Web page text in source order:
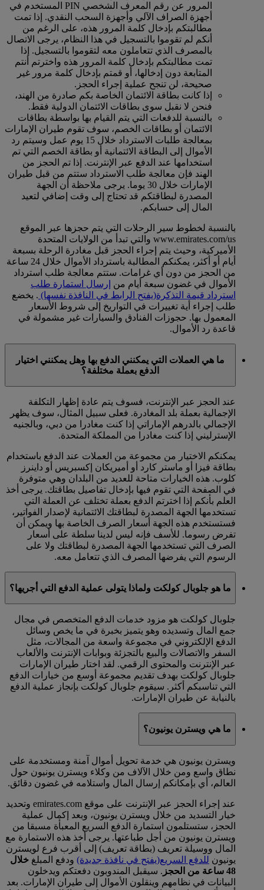
المرور عن رقم المعرف الشخصي PIN المستخدم في
أجهزة الصراف الآلي وأجهزة السحب النقدي. إذا تمت
مطالبتكم بإدخال كلمة المرور هذه، على الرغم من
أنكم لم تقوموا بالتسجيل في هذا النظام، يرجى الاتصال
بالمصرف الذي تتعاملون معه لتقوموا بالتسجيل. إذا
تمت مطالبتكم بإدخال كلمة المرور هذه واخترتم أنتم
المتابعة دون إدخالها، أو قمتم بإدخال كلمة مرور غير
صحيحة، لن تنجح عملية إجراء الحجز.
إذا كانت بطاقة الائتمان الخاصة بكم صادرة من الهند،
فنحن لا نقبل سوى بطاقات الائتمان الدولية فقط.
بالنسبة للدفعات التي يتم القيام بها بواسطة بطاقات
الائتمان أو بطاقات الخصم، سوف تقوم طيران الإمارات
بمعالجة طلبات الاسترداد خلال 15 يوم عمل وسيتم رد
الأموال إلى البطاقة الائتمانية أو بطاقة الخصم التي تم
استخدامها عند الدفع عبر الإنترنت. إذا تم الحجز من
الهند فإن معالجة طلب الاسترداد ستتم من قبل طيران
الإمارات خلال 30 يوما. يرجى ملاحظة أن الجهة
المصدرة لبطاقتكم قد تحتاج إلى وقت إضافي لتعيد
المال إلى حسابكم.
بالنسبة لخطوط سير الرحلات التي يتم حجزها عبر الموقع
www.emirates.com/us والتي تبدأ من الولايات المتحدة
الأميركية، وحيث يتم إجراء الحجز قبل مغادرة الرحلة بسبعة
أيام أو أكثر، يمكنكم المطالبة باسترداد الأموال خلال 24 ساعة
من الحجز من دون أي غرامات. ستتم معالجة طلب استرداد
الأموال في غضون سبعة أيام من إرسال استمارة طلب
استرداد قيمة التذكرة(يفتح الرابط في النافذة نفسها) . يخضع
طلب إجراء أية تغييرات في التواريخ إلى شروط الأسعار
المعمول بها. حجوزات الفنادق والسيارات غير مشمولة في
قاعدة رد الأموال.
ما هي العملات التي يمكنني الدفع بها وهل يمكنني اختيار
الدفع بعملة مختلفة؟
عند الحجز عبر الإنترنت، فسوف يتم عادة إظهار التكلفة
الإجمالية بعملة بلد المغادرة. فعلى سبيل المثال، سوف يظهر
الإجمالي بالدرهم الإماراتي إذا كنت مغادرا من دبي، وبالجنيه
الإسترليني إذا كنت مغادرا من المملكة المتحدة.
يمكنكم الاختيار من مجموعة من العملات عند الدفع باستخدام
بطاقة فيزا أو ماستر كارد أو أميريكان إكسبريس أو داينرز
كلوب. هذه الخيارات متاحة للعديد من البلدان وهي متوفرة
في الصفحة التي تقوم فيها بإدخال تفاصيل بطاقتك. يرجى أخذ
العلم بأنكم إذا اخترتم الدفع بعملة تختلف عن العملة التي
تستخدمها الجهة المصدرة لبطاقتك الائتمانية لإصدار الفواتير،
فستستخدم هذه الجهة أسعار الصرف الخاصة بها ويمكن أن
تفرض رسوما. للأسف فإنه ليس لدينا سلطة على أسعار
الصرف التي تستخدمها الجهة المصدرة لبطاقتك ولا على
الرسوم التي يفرضها المصرف الذي تتعامل معه.
ما هو جلوبال كولكت ولماذا يتولى عملية الدفع التي أجريها؟
جلوبال كولكت هو مزود خدمات الدفع المتخصص في مجال
جمع المال وتسديده وهو يتميز بخبرة في ما يخص وسائل
الدفع الإلكتروني في مجموعة واسعة من المجالات، مثل
السفر والاتصالات والبيع بالتجزئة وبوابات الإنترنت والألعاب
عبر الإنترنت والمحتوى الرقمي. لقد اختار طيران الإمارات
جلوبال كولكت بهدف تقديم مجموعة أوسع من خيارات الدفع
التي تناسبكم أكثر. سيقوم جلوبال كولكت بإنجاز عملية الدفع
بالنيابة عن طيران الإمارات.
ما هي ويسترن يونيون؟
ويسترن يونيون هي خدمة تحويل أموال آمنة ومستخدمة على
نطاق واسع ومن خلال الآلاف من وكلاء ويسترن يونيون حول
العالم، أي بإمكانكم إرسال المال واستلامه في غضون دقائق.
عند إجراء الحجز عبر الإنترنت على موقع emirates.com وتحديد
خيار التسديد من خلال ويسترن يونيون، وبعد إكمال عملية
الحجز، ستستلمون استمارة الدفع السريع المعبأة مسبقا من
ويسترن يونيون من أجل طباعتها. يرجى أخذ هذه الاستمارة مع
المال ووسيلة تعريف (بطاقة تعريف) إلى أقرب فرع لويسترن
يونيون للدفع السريع(يفتح في نافذة جديدة) ودفع المبلغ خلال
48 ساعة من الحجز
. سيقبل المندوبون دفعتكم ويدخلون
البيانات في نظامهم وينقلون الأموال إلى طيران الإمارات. بعد